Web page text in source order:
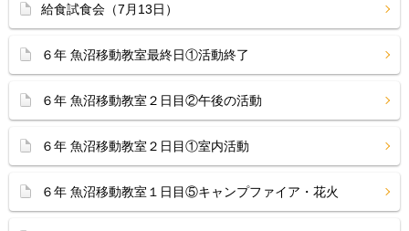
給食試食会（7月13日）
６年 魚沼移動教室最終日①活動終了
６年 魚沼移動教室２日目②午後の活動
６年 魚沼移動教室２日目①室内活動
６年 魚沼移動教室１日目⑤キャンプファイア・花火